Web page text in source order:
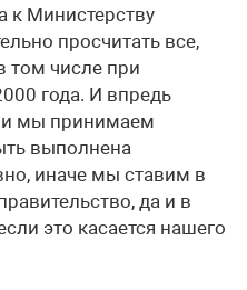
к Министерству
просчитать все,
том числе при
года. И впредь
мы принимаем
выполнена
иначе мы ставим в
да и в
это касается нашего